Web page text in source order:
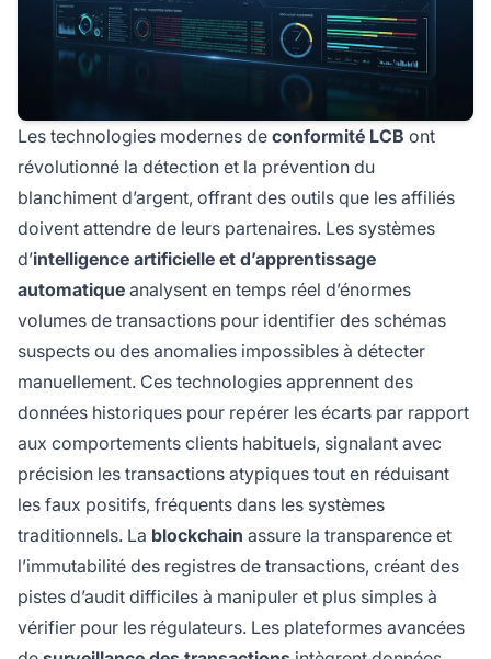
Les technologies modernes de conformité LCB ont
révolutionné la détection et la prévention du
blanchiment d’argent, offrant des outils que les affiliés
doivent attendre de leurs partenaires. Les systèmes
d’intelligence artificielle et d’apprentissage
automatique analysent en temps réel d’énormes
volumes de transactions pour identifier des schémas
suspects ou des anomalies impossibles à détecter
manuellement. Ces technologies apprennent des
données historiques pour repérer les écarts par rapport
aux comportements clients habituels, signalant avec
précision les transactions atypiques tout en réduisant
les faux positifs, fréquents dans les systèmes
traditionnels. La blockchain assure la transparence et
l’immutabilité des registres de transactions, créant des
pistes d’audit difficiles à manipuler et plus simples à
vérifier pour les régulateurs. Les plateformes avancées